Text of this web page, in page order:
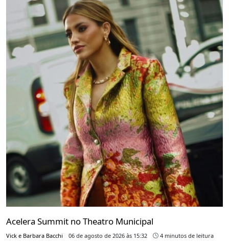
Acelera Summit no Theatro Municipal
Vick e Barbara Bacchi 06 de agosto de 2026 às 15:32 4 minutos de leitura